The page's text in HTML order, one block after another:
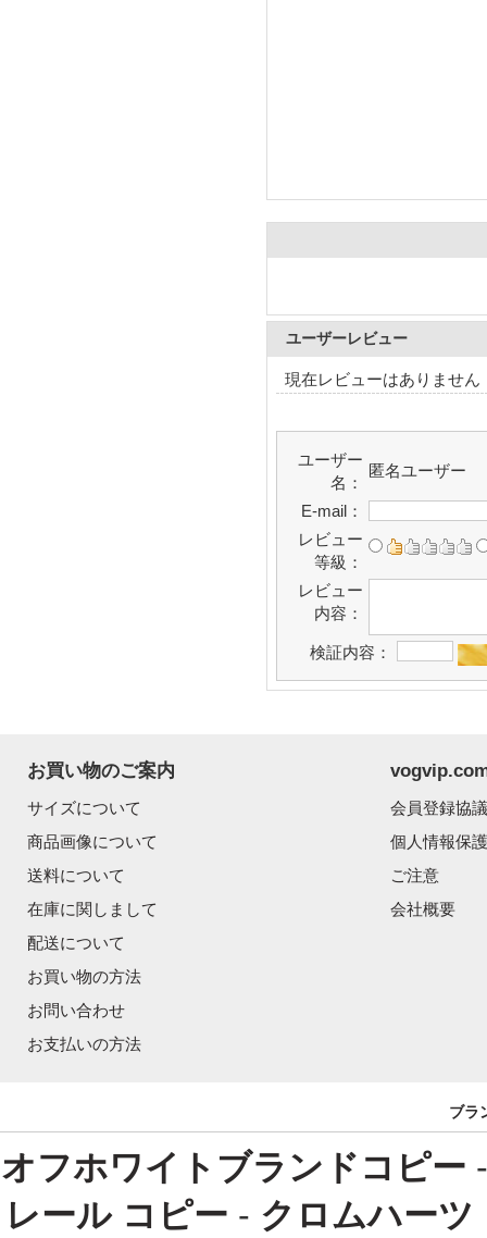
ユーザーレビュー
現在レビューはありません
ユーザー
名：
匿名ユーザー
E-mail：
レビュー
等級：
レビュー
内容：
検証内容：
お買い物のご案内
サイズについて
商品画像について
送料について
在庫に関しまして
配送について
お買い物の方法
お問い合わせ
お支払いの方法
会員登録協
個人情報保
ご注意
会社概要
ブラ
オフホワイトブランドコピー
レール コピー - クロムハーツ